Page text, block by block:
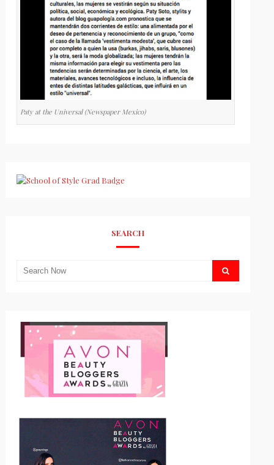
Paty at the Universal (Newspaper Mexico)
SEARCH